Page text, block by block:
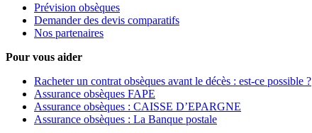
Prévision obsèques
Demander des devis comparatifs
Nos partenaires
Pour vous aider
Racheter un contrat obsèques avant le décès : est-ce possible ?
Assurance obsèques FAPE
Assurance obsèques : CAISSE D’EPARGNE
Assurance obsèques : La Banque postale